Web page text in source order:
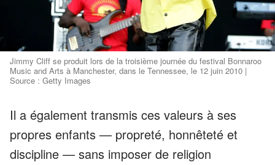
Jimmy Cliff se produit lors de la troisième journée du festival Bonnaroo
Music and Arts à Manchester, dans le Tennessee, le 12 juin 2010 |
Source : Getty Images
Il a également transmis ces valeurs à ses
propres enfants — propreté, honnêteté et
discipline — sans imposer de religion